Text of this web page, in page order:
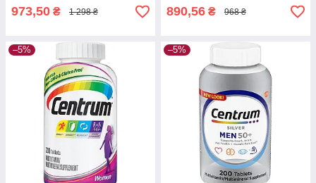
973,50 ₴ 1 298 ₴ 890,56 ₴ 968 ₴
–5% –5%